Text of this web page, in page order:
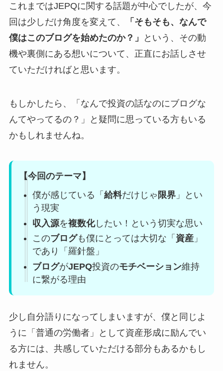
これまではJEPQに関する話題が中心でしたが、今
回は少しだけ角度を変えて、
「そもそも、なんで
僕はこのブログを始めたのか？」
という、その動
機や裏側にある想いについて、正直にお話しさせ
ていただければと思います。
もしかしたら、「なんで投資の話なのにブログな
んてやってるの？」と疑問に思っている方もいる
かもしれませんね。
【今回のテーマ】
僕が感じている「 給料だけじゃ 限界」とい
う現実
収入源を複数化したい！という切実な思い
このブログも僕にとっては大切な「 資産」
であり「羅針盤」
ブログがJEPQ投資のモチベーション維持
に繋がる理由
少し自分語りになってしまいますが、僕と同じよ
うに「普通の労働者」として資産形成に励んでい
る方には、共感していただける部分もあるかもし
れません。